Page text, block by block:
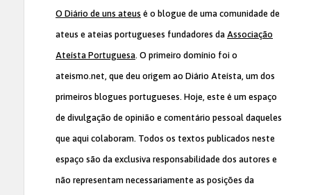
O Diário de uns ateus é o blogue de uma comunidade de
ateus e ateias portugueses fundadores da Associação
Ateísta Portuguesa. O primeiro domínio foi o
ateismo.net, que deu origem ao Diário Ateísta, um dos
primeiros blogues portugueses. Hoje, este é um espaço
de divulgação de opinião e comentário pessoal daqueles
que aqui colaboram. Todos os textos publicados neste
espaço são da exclusiva responsabilidade dos autores e
não representam necessariamente as posições da